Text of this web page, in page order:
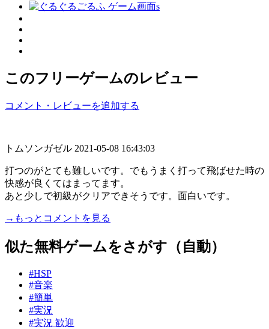
このフリーゲームのレビュー
コメント・レビューを追加する
トムソンガゼル 2021-05-08 16:43:03
打つのがとても難しいです。でもうまく打って飛ばせた時の
快感が良くてはまってます。
あと少しで初級がクリアできそうです。面白いです。
→もっとコメントを見る
似た無料ゲームをさがす（自動）
#HSP
#音楽
#簡単
#実況
#実況 歓迎